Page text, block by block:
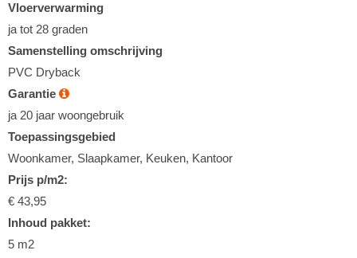
Vloerverwarming
ja tot 28 graden
Samenstelling omschrijving
PVC Dryback
Garantie
ja 20 jaar woongebruik
Toepassingsgebied
Woonkamer, Slaapkamer, Keuken, Kantoor
Prijs p/m2:
€ 43,95
Inhoud pakket:
5 m2